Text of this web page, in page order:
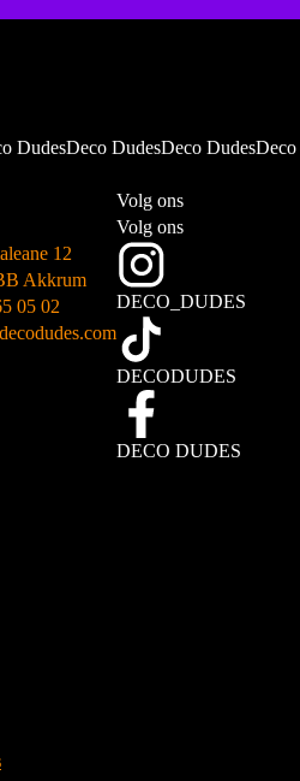
en ons verkeer te analyseren. Door op
in met ons gebruik van cookies.
DudesDeco DudesDeco
12
Akkrum
05 02
Volg ons
Volg ons
DECO_DUDES
DECODUDES
DECO DUDES